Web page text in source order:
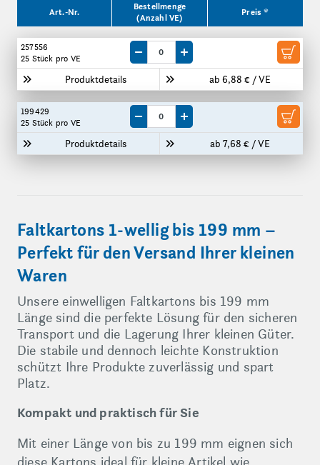
Art.-Nr.
Bestellmenge
(Anzahl VE)
Preis *
257556
25 Stück pro VE
Produktdetails ab 6,88 € / VE
Menge um eine VE reduzieren
Menge um eine VE erhöhen
199429
25 Stück pro VE
Produktdetails ab 7,68 € / VE
Menge um eine VE reduzieren
Menge um eine VE erhöhen
Faltkartons 1-wellig bis 199 mm –
Perfekt für den Versand Ihrer kleinen
Waren
Unsere einwelligen Faltkartons bis 199 mm
Länge sind die perfekte Lösung für den sicheren
Transport und die Lagerung Ihrer kleinen Güter.
Die stabile und dennoch leichte Konstruktion
schützt Ihre Produkte zuverlässig und spart
Platz.
Kompakt und praktisch für Sie
Mit einer Länge von bis zu 199 mm eignen sich